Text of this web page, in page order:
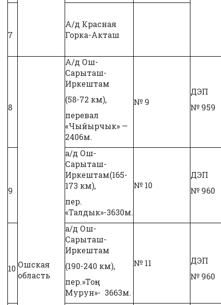
7
А/д Красная
Горка-Акташ
8
Ошская
область
А/д Ош-
Сарыташ-
Иркештам
(58-72 км),
перевал
«Чыйырчык» —
2406м.
№ 9
ДЭП
№ 959
9
а/д Ош-
Сарыташ-
Иркештам(165-
173 км),
пер.
«Талдык»-3630м.
№ 10
ДЭП
№ 960
10
а/д Ош-
Сарыташ-
Иркештам
(190-240 км),
пер.»Тоң-
Мурун»- 3663м.
№ 11
ДЭП
№ 960